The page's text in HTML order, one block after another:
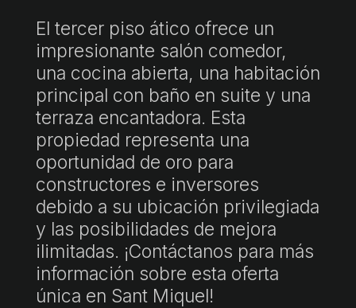
El tercer piso ático ofrece un
impresionante salón comedor,
una cocina abierta, una habitación
principal con baño en suite y una
terraza encantadora. Esta
propiedad representa una
oportunidad de oro para
constructores e inversores
debido a su ubicación privilegiada
y las posibilidades de mejora
ilimitadas. ¡Contáctanos para más
información sobre esta oferta
única en Sant Miquel!